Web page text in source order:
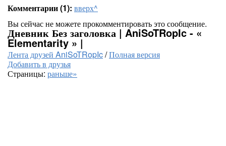
Комментарии (1): вверх^
Вы сейчас не можете прокомментировать это сообщение.
Дневник Без заголовка | AniSoTRopIc - «
Elementarity » |
Лента друзей AniSoTRopIc/Полная версия
Добавить в друзья
Страницы: раньше»